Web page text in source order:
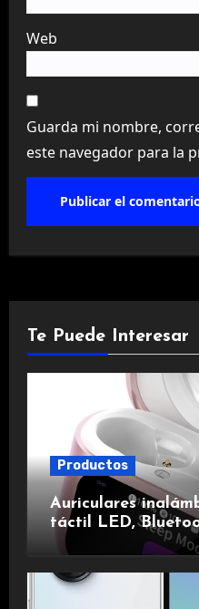
Web
Guarda mi nombre,
este navegador para la
Te Puede Interesar
Productos
Auriculares
táctil LED,
de ruido,
duración.